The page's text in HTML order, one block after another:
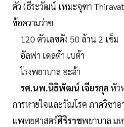
ตัว (ธีระวัฒน์ เหมะจุฑา
ข้อความว่าฃ
120 ตัวเลขดัง 50 ล้าน 2 เข็ม
อัลฟา เดลต้า เบต้า
โรงพยาบาล อะฮ้า
รศ.นพ.นิธิพัฒน์ เจียรกุล หัว
การหายใจและวัณโรค ภาควิชา
แพทยศาสตร์ศิริราชพยาบาล ม